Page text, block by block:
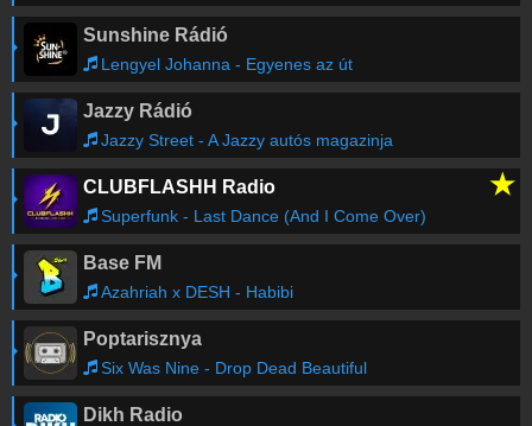
Sunshine Rádió
Lengyel Johanna - Egyenes az út
Jazzy Rádió
Jazzy Street - A Jazzy autós magazinja
CLUBFLASHH Radio ★
Superfunk - Last Dance (And I Come Over)
Base FM
Azahriah x DESH - Habibi
Poptarisznya
Six Was Nine - Drop Dead Beautiful
Dikh Radio